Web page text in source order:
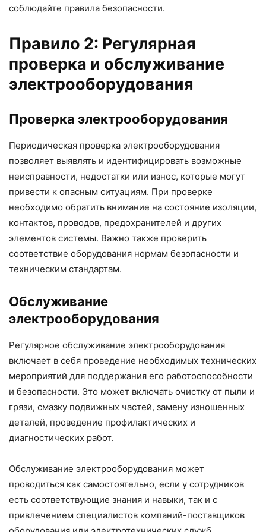
соблюдайте правила безопасности.
Правило 2: Регулярная
проверка и обслуживание
электрооборудования
Проверка электрооборудования
Периодическая проверка электрооборудования
позволяет выявлять и идентифицировать возможные
неисправности, недостатки или износ, которые могут
привести к опасным ситуациям. При проверке
необходимо обратить внимание на состояние изоляции,
контактов, проводов, предохранителей и других
элементов системы. Важно также проверить
соответствие оборудования нормам безопасности и
техническим стандартам.
Обслуживание
электрооборудования
Регулярное обслуживание электрооборудования
включает в себя проведение необходимых технических
мероприятий для поддержания его работоспособности
и безопасности. Это может включать очистку от пыли и
грязи, смазку подвижных частей, замену изношенных
деталей, проведение профилактических и
диагностических работ.
Обслуживание электрооборудования может
проводиться как самостоятельно, если у сотрудников
есть соответствующие знания и навыки, так и с
привлечением специалистов компаний-поставщиков